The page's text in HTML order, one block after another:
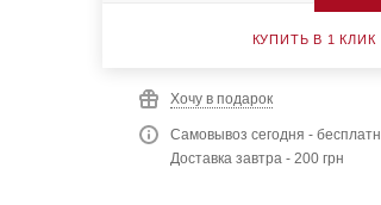
КУПИТЬ В 1 КЛИК
Хочу в подарок
Самовывоз сегодня -
Доставка завтра - 200 грн